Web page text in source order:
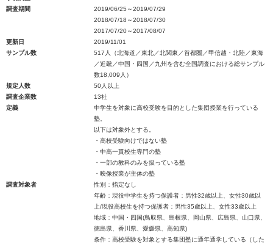
調査期間
2019/06/25～2019/07/29
2018/07/18～2018/07/30
2017/07/20～2017/08/07
更新日
2019/11/01
サンプル数
517人（北海道／東北／北関東／首都圏／甲信越・北陸／東海
／近畿／中国・四国／九州を含む全国調査における総サンプル
数18,009人）
規定人数
50人以上
調査企業数
13社
定義
中学生を対象に高校受験を目的とした集団授業を行っている
塾。
以下は対象外とする。
・高校受験向けではない塾
・中高一貫校生専門の塾
・一部の教科のみを扱っている塾
・映像授業が主体の塾
調査対象者
性別：指定なし
年齢：現役中学生を持つ保護者：男性32歳以上、女性30歳以
上/現役高校生を持つ保護者：男性35歳以上、女性33歳以上
地域：中国・四国(鳥取県、島根県、岡山県、広島県、山口県、
徳島県、香川県、愛媛県、高知県)
条件：高校受験を対象とする集団塾に通年通学している（した